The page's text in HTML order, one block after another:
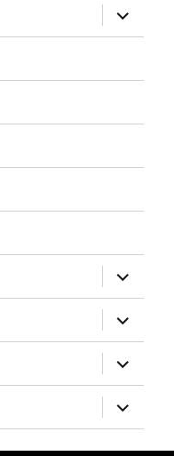
öffnen
öffnen
öffnen
öffnen
öffnen